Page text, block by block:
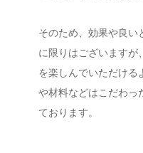
そのため、効果や良い
に限りはございますが
を楽しんでいただける
や材料などはこだわっ
ております。